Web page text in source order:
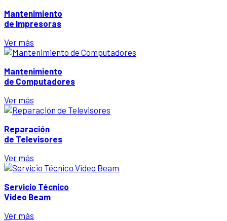
Mantenimiento
de Impresoras
Ver más
Mantenimiento
de Computadores
Ver más
Reparación
de Televisores
Ver más
Servicio Técnico
Video Beam
Ver más